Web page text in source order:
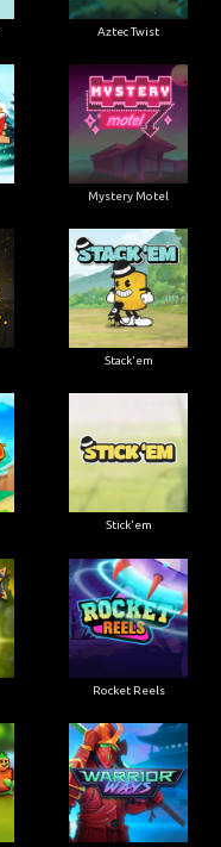
Aztec Twist
Mystery Motel
Stack'em
Stick'em
Rocket Reels